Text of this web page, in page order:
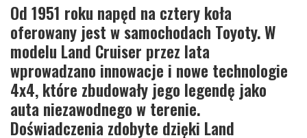
Od 1951 roku napęd na cztery koła
oferowany jest w samochodach Toyoty. W
modelu Land Cruiser przez lata
wprowadzano innowacje i nowe technologie
4x4, które zbudowały jego legendę jako
auta niezawodnego w terenie.
Doświadczenia zdobyte dzięki Land